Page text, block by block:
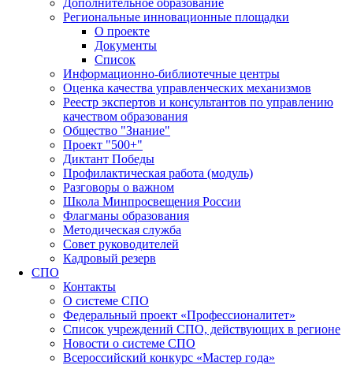
Региональные инновационные площадки
О проекте
Документы
Список
Информационно-библиотечные центры
Оценка качества управленческих механизмов
Реестр экспертов и консультантов по управлению
качеством образования
Общество "Знание"
Проект "500+"
Диктант Победы
Профилактическая работа (модуль)
Разговоры о важном
Школа Минпросвещения России
Флагманы образования
Методическая служба
Совет руководителей
Кадровый резерв
СПО
Контакты
О системе СПО
Федеральный проект «Профессионалитет»
Список учреждений СПО, действующих в регионе
Новости о системе СПО
Всероссийский конкурс «Мастер года»